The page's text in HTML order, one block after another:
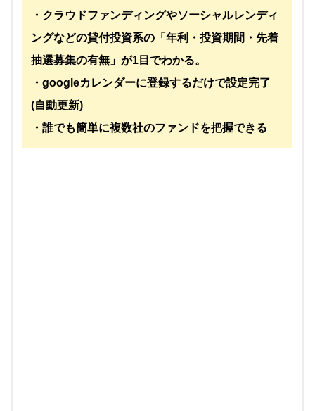
・クラウドファンディングやソーシャルレンディ
ングなどの貸付投資系の「年利・投資期間・先着
抽選募集の有無」が1目でわかる。
・googleカレンダーに登録するだけで設定完了
(自動更新)
・誰でも簡単に複数社のファンドを把握できる